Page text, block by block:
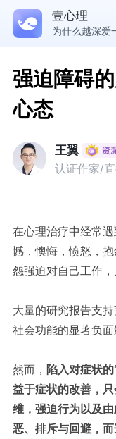
壹心理
5300万人在这
强迫障碍
心态
王翼
认证作家/
在心理治疗中经常
憾，懊悔，愤怒，
怨强迫对自己工作
大量的研究报告支
社会功能的显著负面
然而， 陷入对症状的
益于症状的改善，
维，强迫行为以及
恶、排斥与回避，